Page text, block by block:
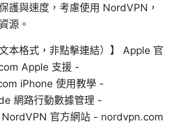
護與速度，考慮使用 NordVPN，
源。
本格式，非點擊連結）】 Apple 官
Apple 支援 -
iPhone 使用教學 -
網路行動數據管理 -
官方網站 - nordvpn.com